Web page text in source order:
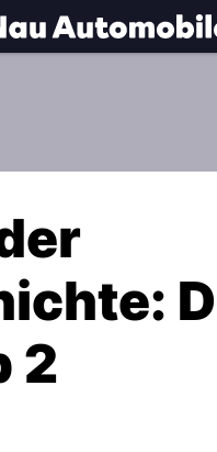
NAU.ch
2